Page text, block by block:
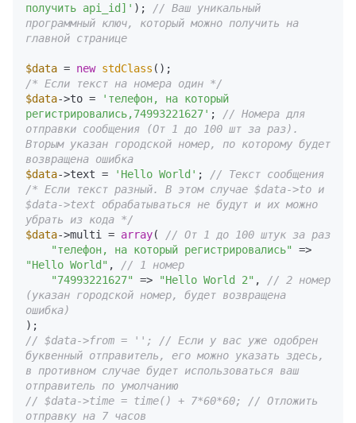
получить api_id]' );
// Ваш уникальный
программный ключ, который можно получить на
главной странице
$data = new stdClass
/* Если текст на номера один */
$data->to =
'телефон, на который
регистрировались,74993221627' ;
// Номера для
отправки сообщения (От 1 до 100 шт за раз).
Вторым указан городской номер, по которому будет
возвращена ошибка
$data->text = 'Hello World' ;
// Текст сообщения
/* Если текст разный. В этом случае $data->to и
$data->text обрабатываться не будут и их можно
убрать из кода */
$data->multi = array(
// От 1 до 100 штук за раз
"телефон, на который регистрировались"
"Hello World" ,
// 1 номер
"74993221627"
=> "Hello World 2" ,
// 2 номер
(указан городской номер, будет возвращена
ошибка)
// $data->from = ''; // Если у вас уже одобрен
буквенный отправитель, его можно указать здесь,
в противном случае будет использоваться ваш
отправитель по умолчанию
// $data->time = time() + 7*60*60; // Отложить
отправку на 7 часов